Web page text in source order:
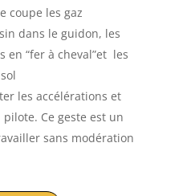
coupe les gaz
dans le guidon, les
en “fer à cheval”et les
les accélérations et
Ce geste est un
sans modération